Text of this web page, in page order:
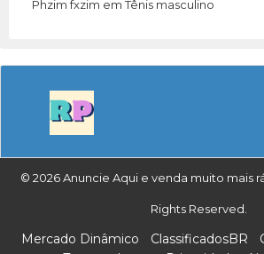
Phzim fxzim emTênis masculino
© 2026 Anuncie Aqui e venda muito mais
Rights Reserved.
Mercado Dinâmico ClassificadosBR